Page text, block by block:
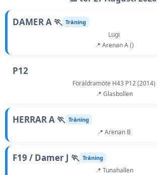
DAMER A 🏃 Träning
Lugi
📍 Arenan A ()
P12
Föräldramöte H43 P12 (2014)
📍 Glasbollen
HERRAR A 🏃 Träning
📍 Arenan B
F19 / Damer J 🏃 Träning
📍 Tunahallen